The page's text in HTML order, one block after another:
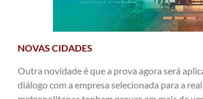
NOVAS CIDADES
Outra novidade é que a prova agora será
diálogo com a empresa selecionada para a